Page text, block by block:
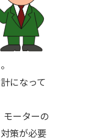
になって
モーターの
策が必要